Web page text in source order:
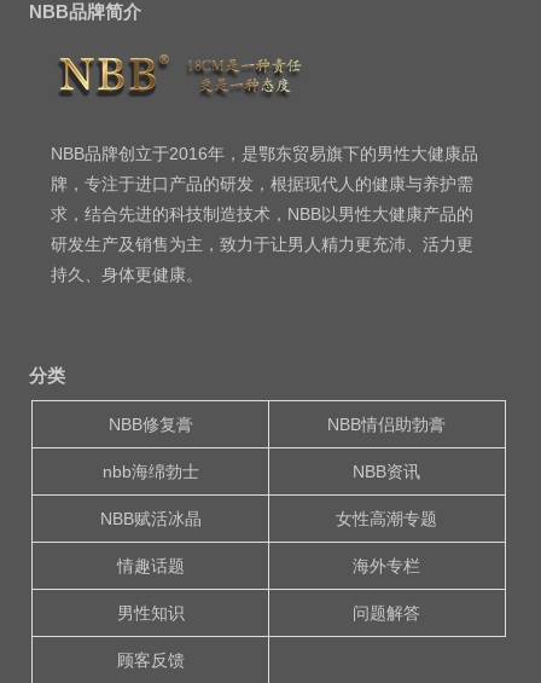
NBB品牌简介
NBB品牌创立于2016年，是鄂东贸易旗下的男性大健康品
牌，专注于进口产品的研发，根据现代人的健康与养护需
求，结合先进的科技制造技术，NBB以男性大健康产品的
研发生产及销售为主，致力于让男人精力更充沛、活力更
持久、身体更健康。
分类
NBB修复膏 NBB情侣助勃膏
nbb海绵勃士 NBB资讯
NBB赋活冰晶 女性高潮专题
情趣话题 海外专栏
男性知识 问题解答
顾客反馈